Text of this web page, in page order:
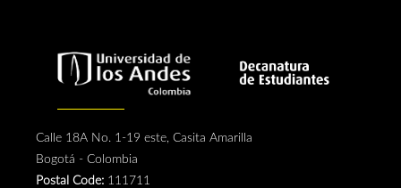
Calle 18A No. 1-19 este, Casita Amarilla
Bogotá - Colombia
Postal Code: 111711